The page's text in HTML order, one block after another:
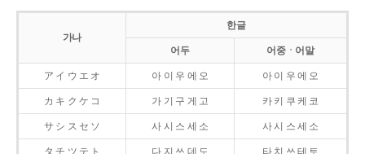
가나
한글
어두 어중ㆍ어말
ア イ ウ エ オ 아 이 우 에 오 아 이 우 에 오
カ キ ク ケ コ 가 기 구 게 고 카 키 쿠 케 코
サ シ ス セ ソ 사 시 스 세 소 사 시 스 세 소
タ チ ツ テ ト 다 지 쓰 데 도 타 치 쓰 테 토